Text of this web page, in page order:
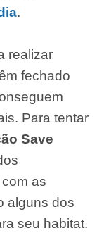
.
realizar
fechado
Para tentar
Save
as
alguns dos
seu habitat.